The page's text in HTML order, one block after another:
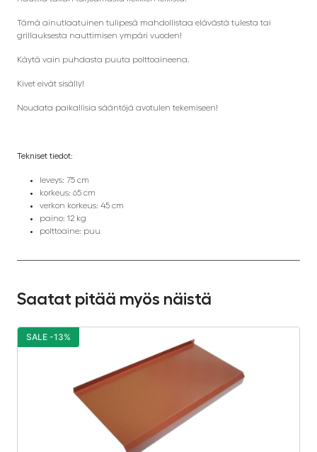
Tämä ainutlaatuinen tulipesä mahdollistaa elävästä tulesta tai
grillauksesta nauttimisen ympäri vuoden!
Käytä vain puhdasta puuta polttoaineena.
Kivet eivät sisälly!
Noudata paikallisia sääntöjä avotulen tekemiseen!
Tekniset tiedot:
leveys: 75 cm
korkeus: 65 cm
verkon korkeus: 45 cm
paino: 12 kg
polttoaine: puu
Saatat pitää myös näistä
SALE -13%